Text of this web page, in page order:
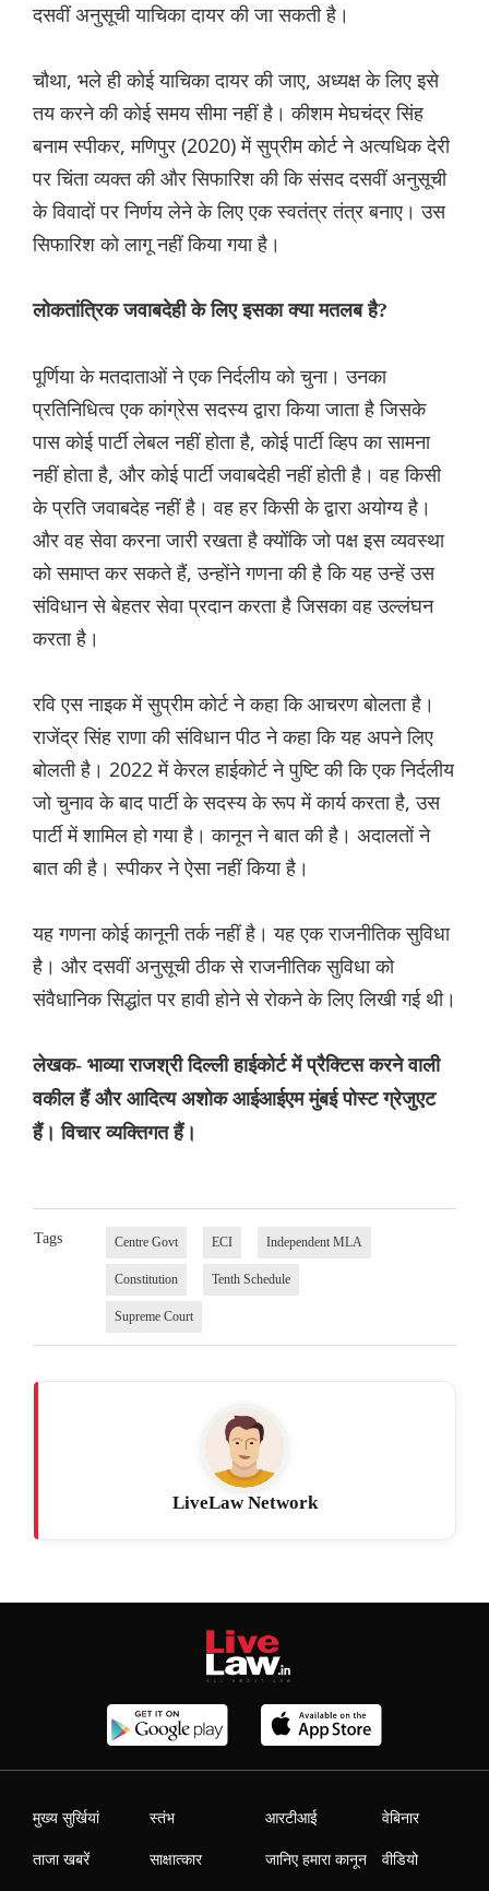
दसवीं अनुसूची याचिका दायर की जा सकती है।
चौथा, भले ही कोई याचिका दायर की जाए, अध्यक्ष के लिए इसे
तय करने की कोई समय सीमा नहीं है। कीशम मेघचंद्र सिंह
बनाम स्पीकर, मणिपुर (2020) में सुप्रीम कोर्ट ने अत्यधिक देरी
पर चिंता व्यक्त की और सिफारिश की कि संसद दसवीं अनुसूची
के विवादों पर निर्णय लेने के लिए एक स्वतंत्र तंत्र बनाए। उस
सिफारिश को लागू नहीं किया गया है।
लोकतांत्रिक जवाबदेही के लिए इसका क्या मतलब है?
पूर्णिया के मतदाताओं ने एक निर्दलीय को चुना। उनका
प्रतिनिधित्व एक कांग्रेस सदस्य द्वारा किया जाता है जिसके
पास कोई पार्टी लेबल नहीं होता है, कोई पार्टी व्हिप का सामना
नहीं होता है, और कोई पार्टी जवाबदेही नहीं होती है। वह किसी
के प्रति जवाबदेह नहीं है। वह हर किसी के द्वारा अयोग्य है।
और वह सेवा करना जारी रखता है क्योंकि जो पक्ष इस व्यवस्था
को समाप्त कर सकते हैं, उन्होंने गणना की है कि यह उन्हें उस
संविधान से बेहतर सेवा प्रदान करता है जिसका वह उल्लंघन
करता है।
रवि एस नाइक में सुप्रीम कोर्ट ने कहा कि आचरण बोलता है।
राजेंद्र सिंह राणा की संविधान पीठ ने कहा कि यह अपने लिए
बोलती है। 2022 में केरल हाईकोर्ट ने पुष्टि की कि एक निर्दलीय
जो चुनाव के बाद पार्टी के सदस्य के रूप में कार्य करता है, उस
पार्टी में शामिल हो गया है। कानून ने बात की है। अदालतों ने
बात की है। स्पीकर ने ऐसा नहीं किया है।
यह गणना कोई कानूनी तर्क नहीं है। यह एक राजनीतिक सुविधा
है। और दसवीं अनुसूची ठीक से राजनीतिक सुविधा को
संवैधानिक सिद्धांत पर हावी होने से रोकने के लिए लिखी गई थी।
लेखक- भाव्या राजश्री दिल्ली हाईकोर्ट में प्रैक्टिस करने वाली
वकील हैं और आदित्य अशोक आईआईएम मुंबई पोस्ट ग्रेजुएट
हैं। विचार व्यक्तिगत हैं।
Tags Centre Govt ECI Independent MLA
Constitution Tenth Schedule
Supreme Court
LiveLaw Network
मुख्य सुर्खियां
ताजा खबरें
स्तंभ
साक्षात्कार
आरटीआई
जानिए हमारा कानून
वेबिनार
वीडियो